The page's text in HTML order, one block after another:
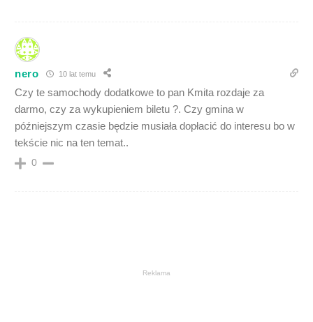
nero 10 lat temu
Czy te samochody dodatkowe to pan Kmita rozdaje za
darmo, czy za wykupieniem biletu ?. Czy gmina w
późniejszym czasie będzie musiała dopłacić do interesu bo w
tekście nic na ten temat..
0
Reklama